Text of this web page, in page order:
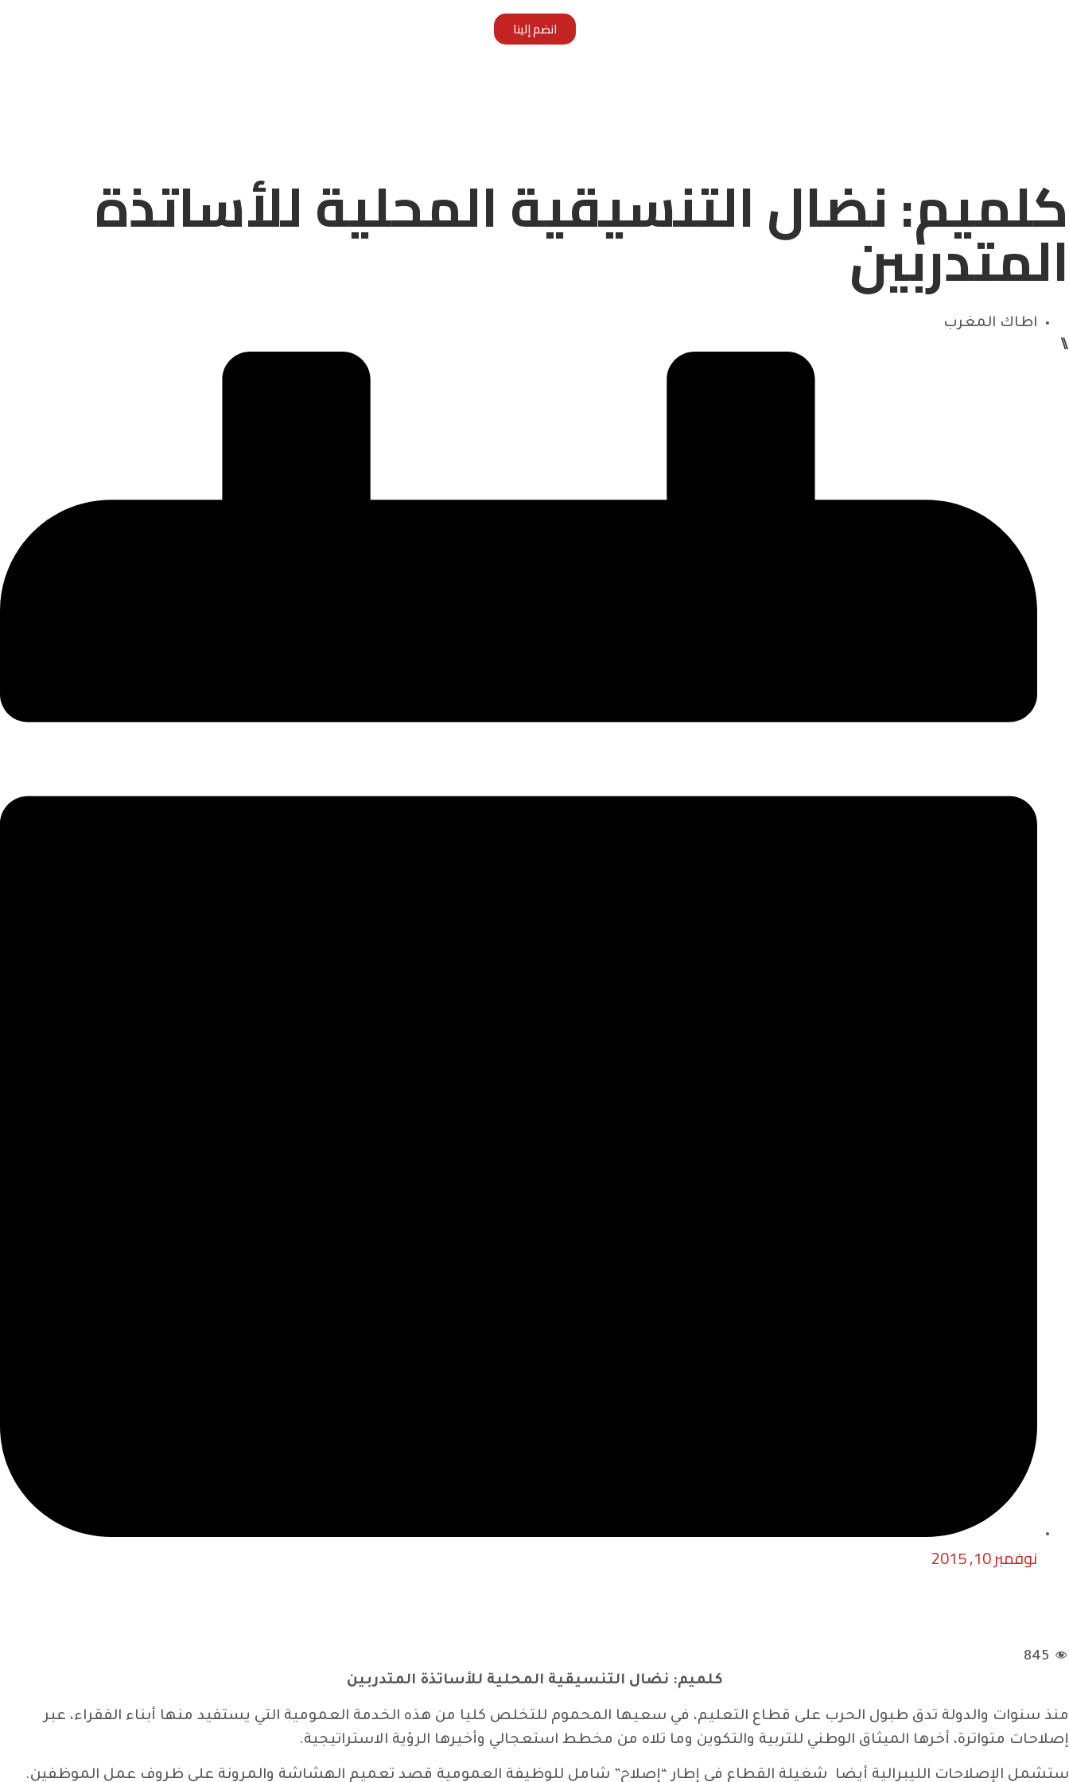
انضم إلينا
كلميم: نضال التنسيقية المحلية للأساتذة
المتدربين
اطاك المغرب
⑊
نوفمبر 10, 2015
845
كلميم: نضال التنسيقية المحلية للأساتذة المتدربين
منذ سنوات والدولة تدق طبول الحرب على قطاع التعليم، في سعيها المحموم للتخلص كليا من هذه الخدمة العمومية التي يستفيد منها أبناء الفقراء، عبر
إصلاحات متواترة، أخرها الميثاق الوطني للتربية والتكوين وما تلاه من مخطط استعجالي وأخيرها الرؤية الاستراتيجية.
ستشمل الإصلاحات الليبرالية أيضا شغيلة القطاع في إطار “إصلاح” شامل للوظيفة العمومية قصد تعميم الهشاشة والمرونة على ظروف عمل الموظفين.